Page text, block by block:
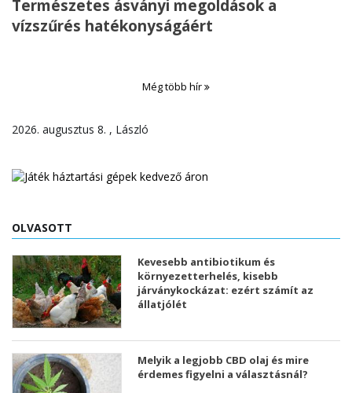
Természetes ásványi megoldások a
vízszűrés hatékonyságáért
Még több hír
2026. augusztus 8. , László
OLVASOTT
Kevesebb antibiotikum és
környezetterhelés, kisebb
járványkockázat: ezért számít az
állatjólét
Melyik a legjobb CBD olaj és mire
érdemes figyelni a választásnál?